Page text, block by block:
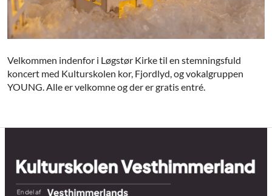
Velkommen indenfor i Løgstør Kirke til en stemningsfuld
koncert med Kulturskolen kor, Fjordlyd, og vokalgruppen
YOUNG. Alle er velkomne og der er gratis entré.